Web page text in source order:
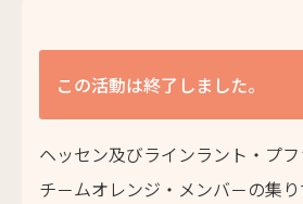
この活動は終了しました。
ヘッセン及びラインラント・プフ
チ－ムオレンジ・メンバ－の集り